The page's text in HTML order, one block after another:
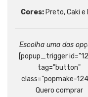
Cores: Preto, Caki e
Escolha uma das
[popup_trigger
tag="button"
class="popmake-
Quero comprar